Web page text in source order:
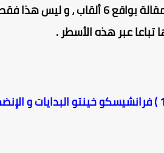
إلى حد تاريخ كتابة هذه المقالة
عبر هذه الأسطر .
1 ) فرانشيسكو خينتو البدايات و الإنضمام إلى ريال مدريد